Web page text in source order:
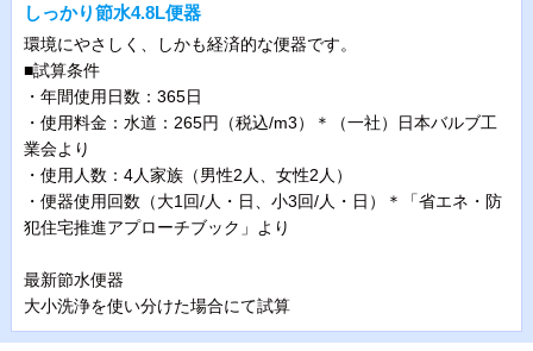
しっかり節水4.8L便器
環境にやさしく、しかも経済的な便器です。
■試算条件
・年間使用日数：365日
・使用料金：水道：265円（税込/m3）＊（一社）日本バルブ工
業会より
・使用人数：4人家族（男性2人、女性2人）
・便器使用回数（大1回/人・日、小3回/人・日）＊「省エネ・防
犯住宅推進アプローチブック」より
最新節水便器
大小洗浄を使い分けた場合にて試算